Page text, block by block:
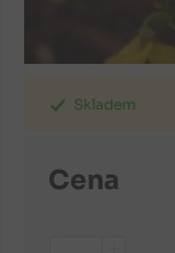
Skladem
Cena